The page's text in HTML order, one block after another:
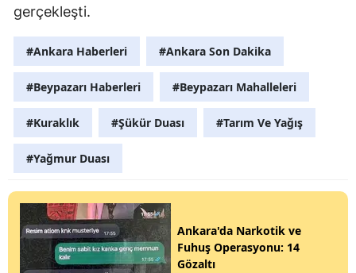
gerçekleşti.
#Ankara Haberleri #Ankara Son Dakika
#Beypazarı Haberleri #Beypazarı Mahalleleri
#Kuraklık #Şükür Duası #Tarım Ve Yağış
#Yağmur Duası
Ankara'da Narkotik ve
Fuhuş Operasyonu: 14
Gözaltı